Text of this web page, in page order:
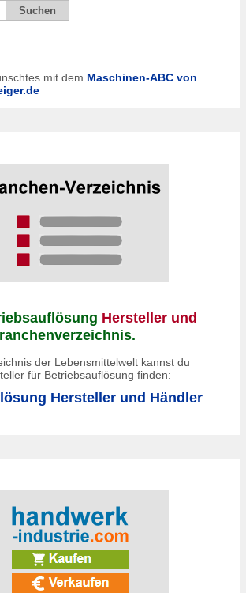
mit dem Maschinen-ABC von
Hersteller und
der Lebensmittelwelt kannst du
für Betriebsauflösung finden:
Hersteller und Händler